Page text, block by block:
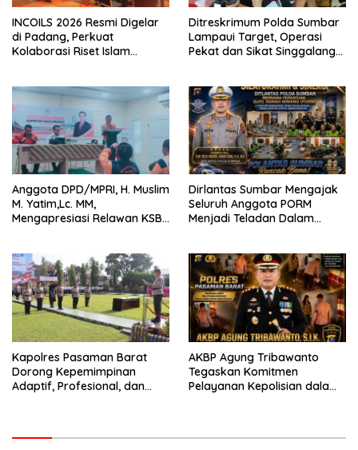
INCOILS 2026 Resmi Digelar
di Padang, Perkuat
Kolaborasi Riset Islam
Ditreskrimum Polda Sumbar
Lampaui Target, Operasi
Pekat dan Sikat Singgalang
Anggota DPD/MPRI, H. Muslim
M. Yatim,Lc. MM,
Mengapresiasi Relawan KSB
Bencana
Dirlantas Sumbar Mengajak
Seluruh Anggota PORM
Menjadi Teladan Dalam
Perlengkapan Keselamatan
Berkendara
Kapolres Pasaman Barat
Dorong Kepemimpinan
Adaptif, Profesional, dan
AKBP Agung Tribawanto
Tegaskan Komitmen
Pelayanan Kepolisian dalam